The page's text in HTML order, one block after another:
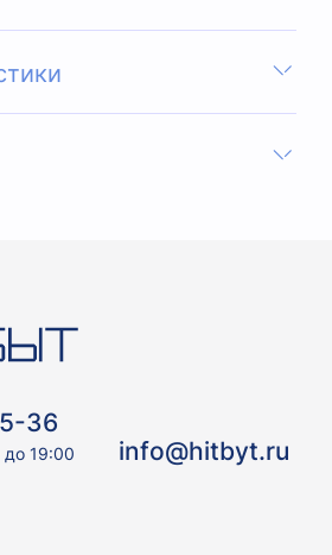
36
19:00 info@hitbyt.ru